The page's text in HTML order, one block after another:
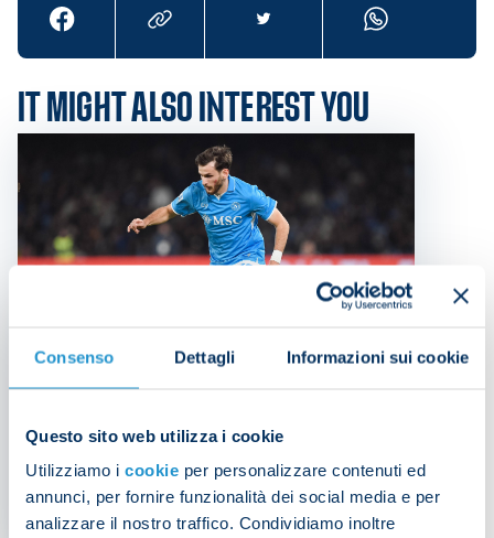
Consenso Dettagli Informazioni sui cookie
Questo sito web utilizza i cookie
Utilizziamo i cookie per personalizzare contenuti ed
annunci, per fornire funzionalità dei social media e per
analizzare il nostro traffico. Condividiamo inoltre
IT MIGHT ALSO INTEREST YOU
Kvaratskhelia injury update
NEWS | 10/12/2024